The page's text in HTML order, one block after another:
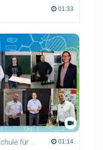
01:33
Who is Who - Aus der Hochschule für die Schule 01:14